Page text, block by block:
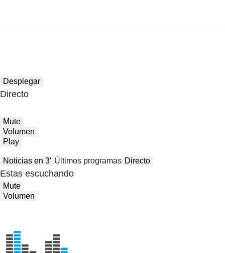
Desplegar
Directo
Mute
Volumen
Play
Noticias en 3′ Últimos programas Directo
Estas escuchando
Mute
Volumen